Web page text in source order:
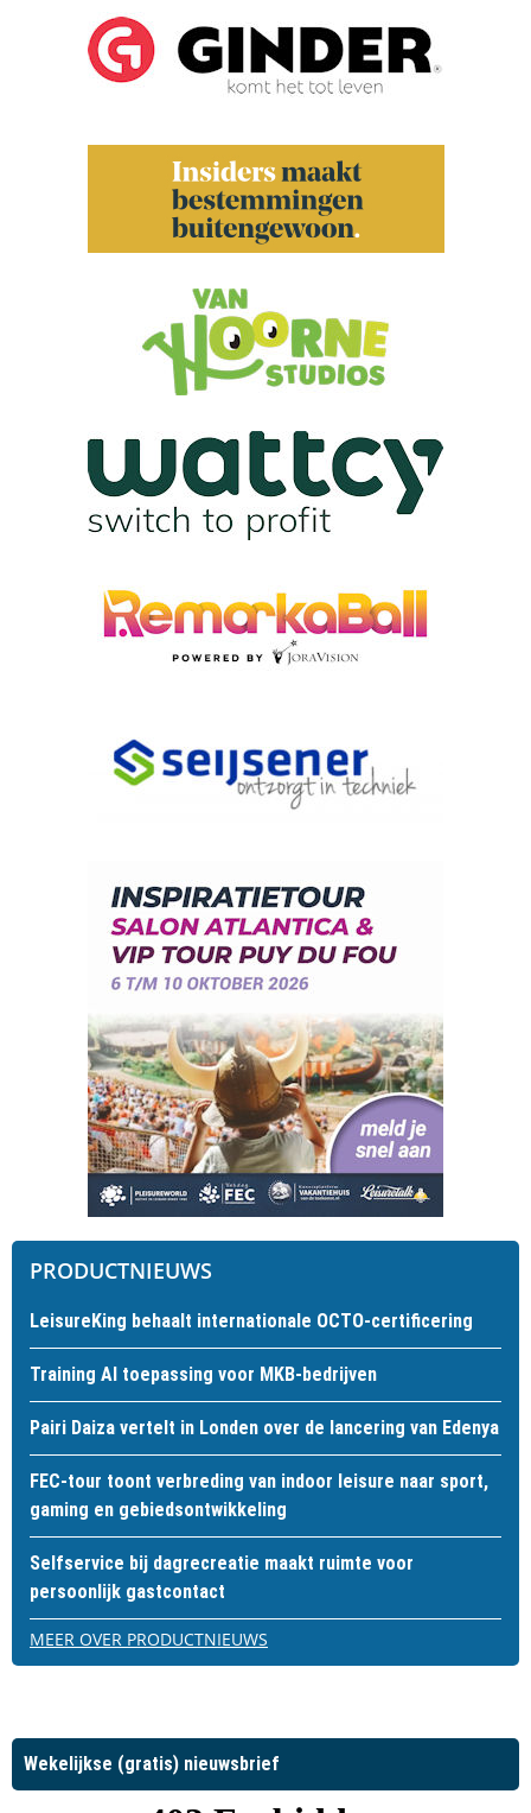
PRODUCTNIEUWS
LeisureKing behaalt internationale OCTO-certificering
Training AI toepassing voor MKB-bedrijven
Pairi Daiza vertelt in Londen over de lancering van Edenya
FEC-tour toont verbreding van indoor leisure naar sport,
gaming en gebiedsontwikkeling
Selfservice bij dagrecreatie maakt ruimte voor
persoonlijk gastcontact
MEER OVER PRODUCTNIEUWS
Wekelijkse (gratis) nieuwsbrief